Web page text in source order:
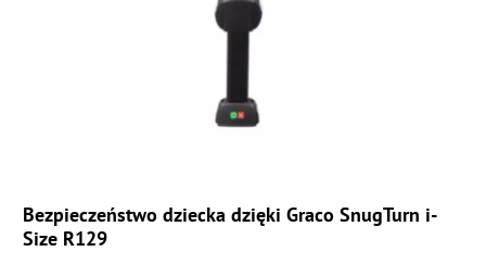
Bezpieczeństwo dziecka dzięki Graco SnugTurn i-
Size R129